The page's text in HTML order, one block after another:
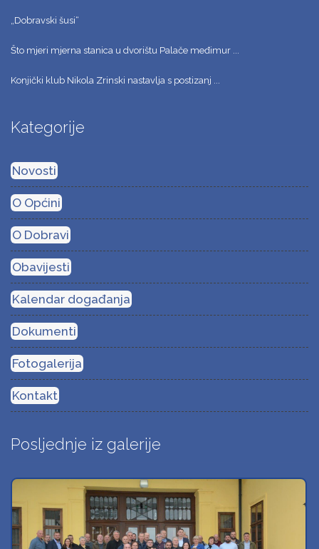
„Dobravski šusi“
Što mjeri mjerna stanica u dvorištu Palače međimur ...
Konjički klub Nikola Zrinski nastavlja s postizanj ...
Kategorije
Novosti
O Općini
O Dobravi
Obavijesti
Kalendar događanja
Dokumenti
Fotogalerija
Kontakt
Posljednje iz galerije